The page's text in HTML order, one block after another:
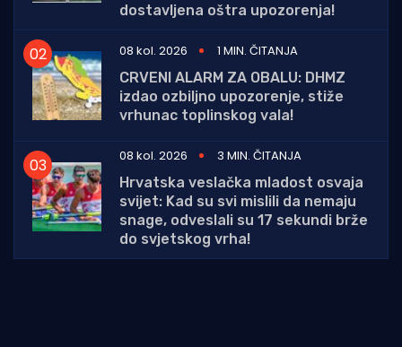
dostavljena oštra upozorenja!
08 kol. 2026
1 MIN. ČITANJA
CRVENI ALARM ZA OBALU: DHMZ
izdao ozbiljno upozorenje, stiže
vrhunac toplinskog vala!
08 kol. 2026
3 MIN. ČITANJA
Hrvatska veslačka mladost osvaja
svijet: Kad su svi mislili da nemaju
snage, odveslali su 17 sekundi brže
do svjetskog vrha!